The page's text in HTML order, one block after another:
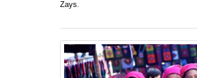
Zays.